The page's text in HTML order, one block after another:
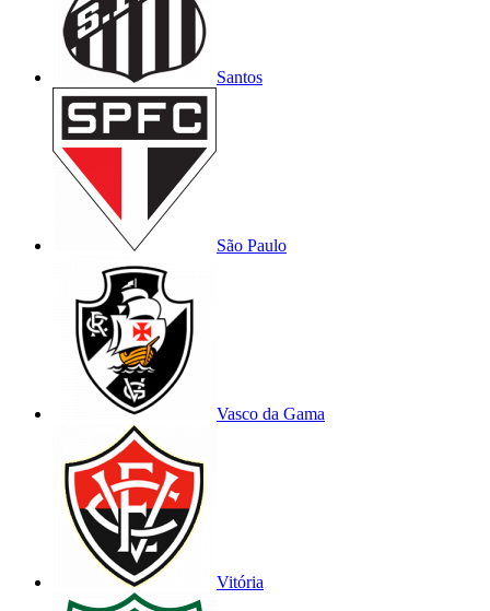
Santos
São Paulo
Vasco da Gama
Vitória